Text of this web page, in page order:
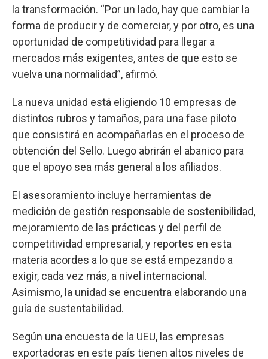
la transformación. “Por un lado, hay que cambiar la
forma de producir y de comerciar, y por otro, es una
oportunidad de competitividad para llegar a
mercados más exigentes, antes de que esto se
vuelva una normalidad”, afirmó.
La nueva unidad está eligiendo 10 empresas de
distintos rubros y tamaños, para una fase piloto
que consistirá en acompañarlas en el proceso de
obtención del Sello. Luego abrirán el abanico para
que el apoyo sea más general a los afiliados.
El asesoramiento incluye herramientas de
medición de gestión responsable de sostenibilidad,
mejoramiento de las prácticas y del perfil de
competitividad empresarial, y reportes en esta
materia acordes a lo que se está empezando a
exigir, cada vez más, a nivel internacional.
Asimismo, la unidad se encuentra elaborando una
guía de sustentabilidad.
Según una encuesta de la UEU, las empresas
exportadoras en este país tienen altos niveles de